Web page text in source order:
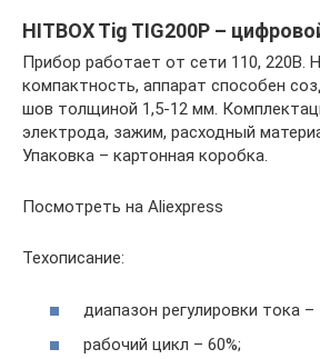
HITBOX Tig TIG200P –
Прибор работает от сети 110, 220В.
компактность, аппарат способен
шов толщиной 1,5-12 мм.
электрода, зажим, расходный
Упаковка – картонная коробка.
Посмотреть на Aliexpress
Техописание:
диапазон регулировки тока –
рабочий цикл – 60%;